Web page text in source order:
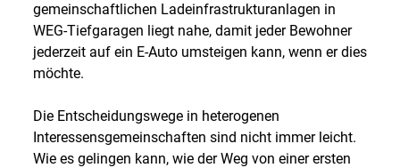
gemeinschaftlichen Ladeinfrastrukturanlagen in
WEG-Tiefgaragen liegt nahe, damit jeder Bewohner
jederzeit auf ein E-Auto umsteigen kann, wenn er dies
möchte.
Die Entscheidungswege in heterogenen
Interessensgemeinschaften sind nicht immer leicht.
Wie es gelingen kann, wie der Weg von einer ersten